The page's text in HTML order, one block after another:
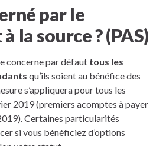
par le
la source ? (PAS)
concerne par défaut tous les
qu’ils soient au bénéfice des
s’appliquera pour tous les
2019 (premiers acomptes à payer
Certaines particularités
si vous bénéficiez d’options